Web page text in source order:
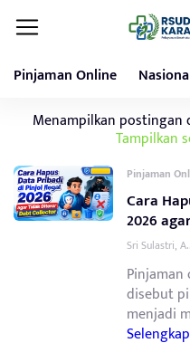
Pinjaman Online
Menampilkan postingan
Tampilkan
Pinjaman
Cara
2026
Sri Sulastri,
disebut
menjadi